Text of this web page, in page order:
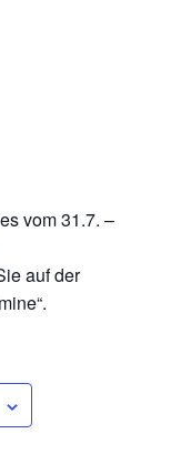
vom 31.7. –
auf der